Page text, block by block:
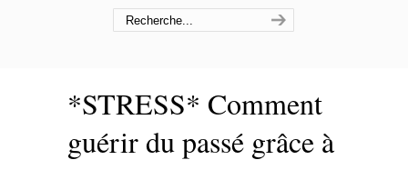
*STRESS* Comment
guérir du passé grâce à